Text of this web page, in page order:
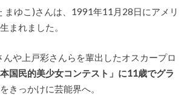
まゆこ)さんは、1991年11月28日にアメリ
まれました。
や上戸彩さんらを輩出したオスカープロ
国民的美少女コンテスト」に11歳でグラ
きっかけに芸能界へ。